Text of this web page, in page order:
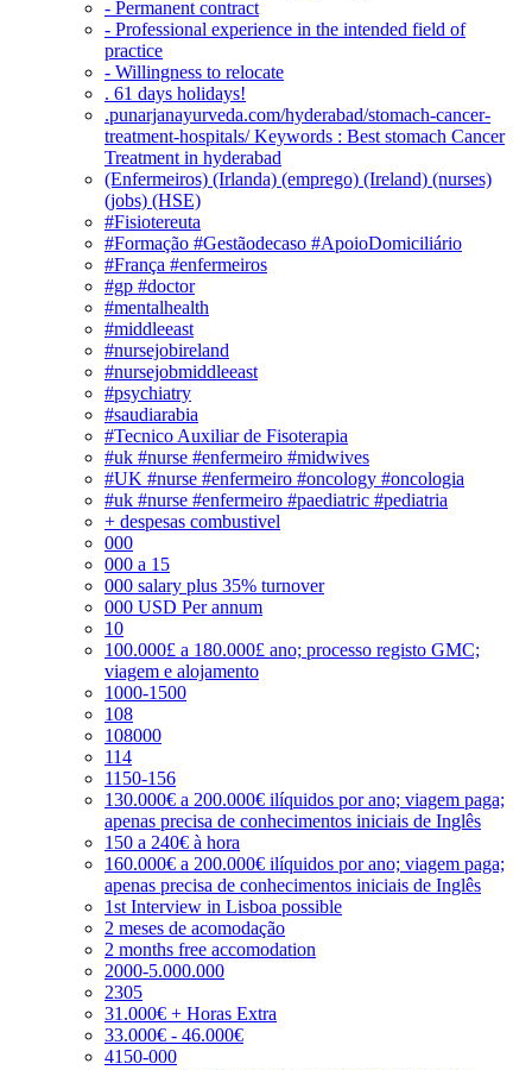
- Permanent contract
- Professional experience in the intended field of
practice
- Willingness to relocate
. 61 days holidays!
.punarjanayurveda.com/hyderabad/stomach-cancer-
treatment-hospitals/ Keywords : Best stomach Cancer
Treatment in hyderabad
(Enfermeiros) (Irlanda) (emprego) (Ireland) (nurses)
(jobs) (HSE)
#Fisiotereuta
#Formação #Gestãodecaso #ApoioDomiciliário
#França #enfermeiros
#gp #doctor
#mentalhealth
#middleeast
#nursejobireland
#nursejobmiddleeast
#psychiatry
#saudiarabia
#Tecnico Auxiliar de Fisoterapia
#uk #nurse #enfermeiro #midwives
#UK #nurse #enfermeiro #oncology #oncologia
#uk #nurse #enfermeiro #paediatric #pediatria
+ despesas combustivel
000
000 a 15
000 salary plus 35% turnover
000 USD Per annum
10
100.000£ a 180.000£ ano; processo registo GMC;
viagem e alojamento
1000-1500
108
108000
114
1150-156
130.000€ a 200.000€ ilíquidos por ano; viagem paga;
apenas precisa de conhecimentos iniciais de Inglês
150 a 240€ à hora
160.000€ a 200.000€ ilíquidos por ano; viagem paga;
apenas precisa de conhecimentos iniciais de Inglês
1st Interview in Lisboa possible
2 meses de acomodação
2 months free accomodation
2000-5.000.000
2305
31.000€ + Horas Extra
33.000€ - 46.000€
4150-000